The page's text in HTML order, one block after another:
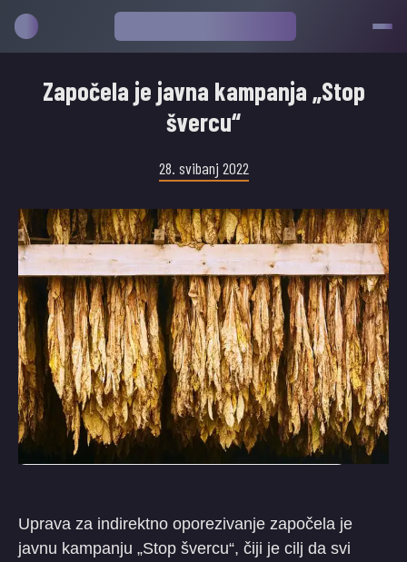
Započela je javna kampanja „Stop
švercu“
28. svibanj 2022
Uprava za indirektno oporezivanje započela je
javnu kampanju „Stop švercu“, čiji je cilj da svi